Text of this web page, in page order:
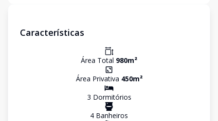
Características
Área Total 980m²
Área Privativa 450m²
3 Dormitórios
4 Banheiros